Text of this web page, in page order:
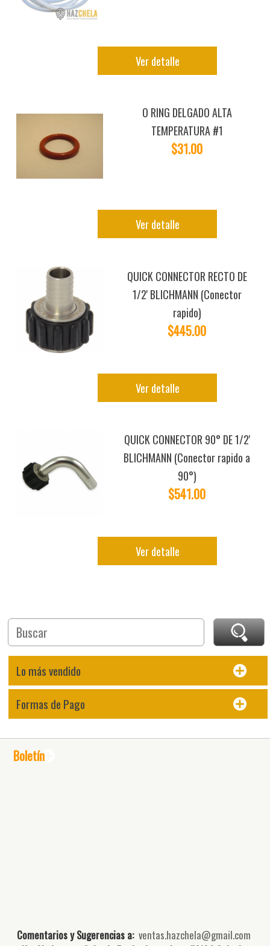
Ver detalle
O RING DELGADO ALTA
TEMPERATURA #1
$31.00
Ver detalle
QUICK CONNECTOR RECTO DE
1/2' BLICHMANN (Conector
rapido)
$445.00
Ver detalle
QUICK CONNECTOR 90° DE 1/2'
BLICHMANN (Conector rapido a
90°)
$541.00
Ver detalle
Lo más vendido
Formas de Pago
Boletín
Comentarios y Sugerencias a: ventas.hazchela@gmail.com